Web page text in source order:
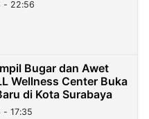
- 22:56
Bugar dan Awet
Wellness Center Buka
di Kota Surabaya
17:35